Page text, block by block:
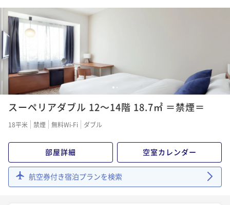
素泊まり 事前決済可
【宿の日セール】期間限定割引プラン★朝食付き★札
幌駅西口徒歩5分の好立地♪
¥20,900~
2名 ¥ 19,855 ~
1 2
スーペリアダブル 12～14階 18.7㎡ ＝禁煙＝
18平米 禁煙 無料Wi-Fi ダブル
部屋詳細 空室カレンダー
航空券付き宿泊プランを検索